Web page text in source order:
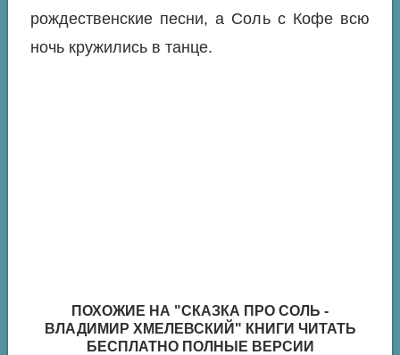
рождественские песни, а Соль с Кофе всю
ночь кружились в танце.
ПОХОЖИЕ НА "СКАЗКА ПРО СОЛЬ -
ВЛАДИМИР ХМЕЛЕВСКИЙ" КНИГИ ЧИТАТЬ
БЕСПЛАТНО ПОЛНЫЕ ВЕРСИИ